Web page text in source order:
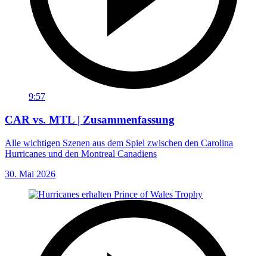
9:57
CAR vs. MTL | Zusammenfassung
Alle wichtigen Szenen aus dem Spiel zwischen den Carolina
Hurricanes und den Montreal Canadiens
30. Mai 2026